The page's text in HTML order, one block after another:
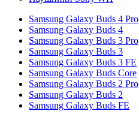
Samsung Galaxy Buds 4 Pro
Samsung Galaxy Buds 4
Samsung Galaxy Buds 3 Pro
Samsung Galaxy Buds 3
Samsung Galaxy Buds 3 FE
Samsung Galaxy Buds Core
Samsung Galaxy Buds 2 Pro
Samsung Galaxy Buds 2
Samsung Galaxy Buds FE